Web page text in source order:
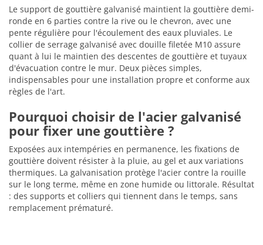
Le support de gouttière galvanisé maintient la gouttière demi-
ronde en 6 parties contre la rive ou le chevron, avec une
pente régulière pour l'écoulement des eaux pluviales. Le
collier de serrage galvanisé avec douille filetée M10 assure
quant à lui le maintien des descentes de gouttière et tuyaux
d'évacuation contre le mur. Deux pièces simples,
indispensables pour une installation propre et conforme aux
règles de l'art.
Pourquoi choisir de l'acier galvanisé
pour fixer une gouttière ?
Exposées aux intempéries en permanence, les fixations de
gouttière doivent résister à la pluie, au gel et aux variations
thermiques. La galvanisation protège l'acier contre la rouille
sur le long terme, même en zone humide ou littorale. Résultat
: des supports et colliers qui tiennent dans le temps, sans
remplacement prématuré.